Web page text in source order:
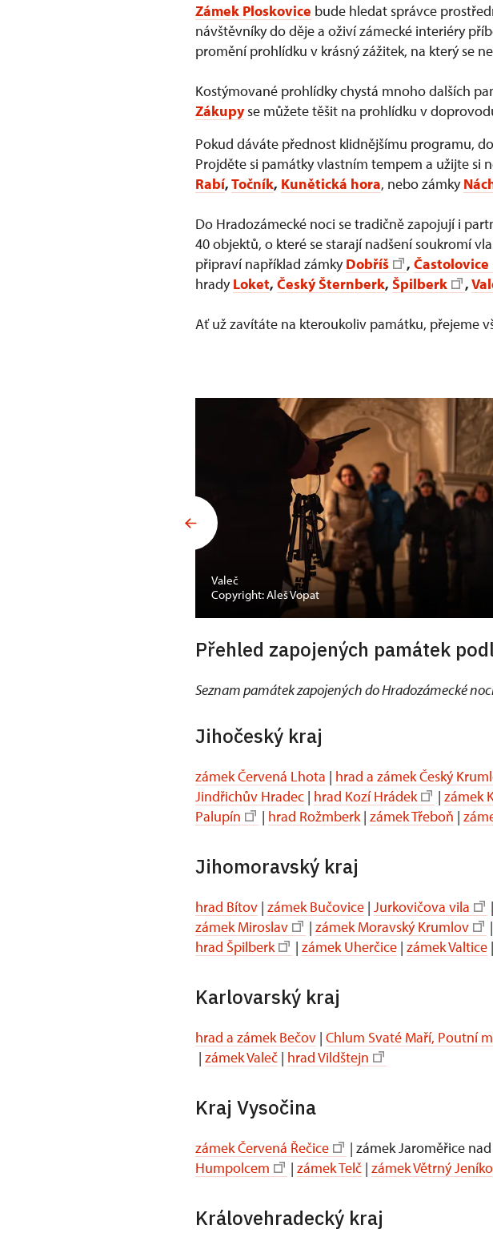
Zámek Ploskovice bude hledat správce
návštěvníky do děje a oživí zámecké interiéry
promění prohlídku v krásný zážitek, na který se
Kostýmované prohlídky chystá mnoho dalších
Zákupyse můžete těšit na prohlídku v
Pokud dáváte přednost klidnějšímu programu,
Projděte si památky vlastním tempem a užijte
Rabí,Točník, Kunětická hora, nebo zámky
Do Hradozámecké noci se tradičně zapojují i
40 objektů, o které se starají nadšení soukromí
připraví například zámkyDobříš , Častolovice
hradyLoket, Český Šternberk, Špilberk ,
Ať už zavítáte na kteroukoliv památku, přejeme
Valeč
Copyright: Aleš Vopat
Přehled zapojených památek
Seznam památek zapojených do Hradozámecké
Jihočeský kraj
zámek Červená Lhota | hrad a zámek Český
Jindřichův Hradec | hrad Kozí Hrádek | zámek
Palupín
| hrad Rožmberk | zámek Třeboň |
Jihomoravský kraj
hrad Bítov | zámek Bučovice | Jurkovičova vila |
zámek Miroslav
| zámek Moravský Krumlov |
hrad Špilberk
| zámek Uherčice | zámek Valtice |
Karlovarský kraj
hrad a zámek Bečov | Chlum Svaté Maří, Poutní
| zámek Valeč | hrad Vildštejn
Kraj Vysočina
zámek Červená Řečice | zámek Jaroměřice
Humpolcem
| zámek Telč | zámek Větrný
Královehradecký kraj